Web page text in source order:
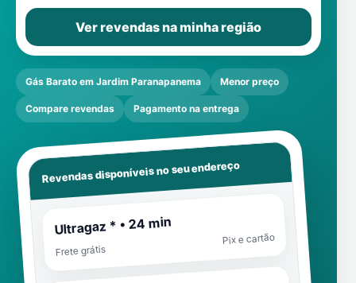
Ver revendas na minha região
Gás Barato em Jardim Paranapanema Menor preço
Compare revendas Pagamento na entrega
Revendas disponíveis no seu endereço
Ultragaz * • 24 min
Frete grátis
Pix e cartão